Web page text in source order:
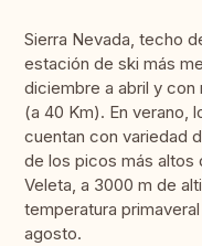
Sierra Nevada, techo
estación de ski más
diciembre a abril y
(a 40 Km). En verano,
cuentan con variedad
de los picos más altos
Veleta, a 3000 m de
temperatura
agosto.